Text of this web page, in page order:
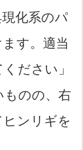
化系のパ
す。適当
ださい」
ものの、右
ンリギを